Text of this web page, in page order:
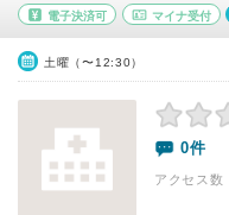
電子決済可 マイナ受付
土曜（〜12:30）
0件
アクセス